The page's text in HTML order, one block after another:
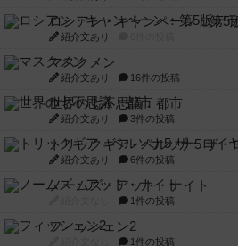
ロシアン・キャンペーン：第5
紹介文あり
マスクメン
紹介文あり 16件の投稿
世界の七不思議：都市
紹介文あり 3件の投稿
トリックギア - ペルソナ5 ザ・
紹介文あり 6件の投稿
ノームズ・アット・ナイト
1件の投稿
フィッシェン2
1件の投稿